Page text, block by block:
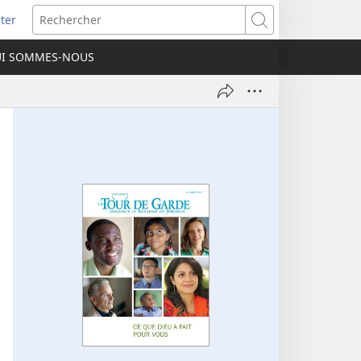
Rechercher
SOMMES-NOUS